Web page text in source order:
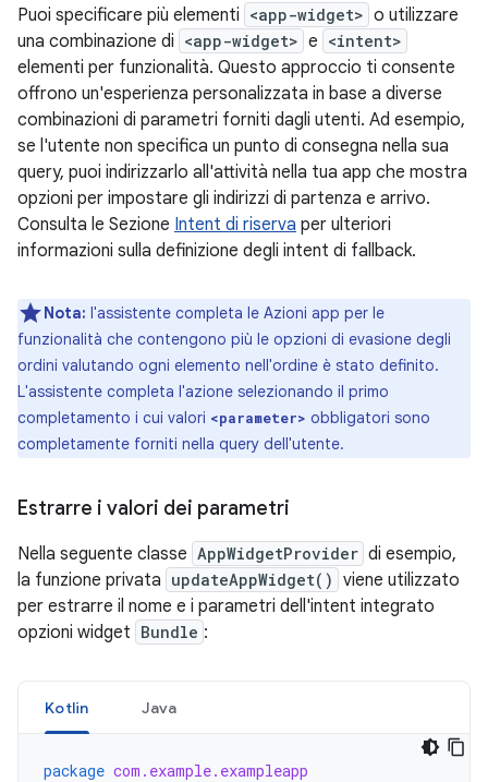
Puoi specificare più elementi <app-widget> o utilizzare
una combinazione di <app-widget> e <intent>
elementi per funzionalità. Questo approccio ti consente
offrono un'esperienza personalizzata in base a diverse
combinazioni di parametri forniti dagli utenti. Ad esempio,
se l'utente non specifica un punto di consegna nella sua
query, puoi indirizzarlo all'attività nella tua app che mostra
opzioni per impostare gli indirizzi di partenza e arrivo.
Consulta le Sezione Intent di riserva per ulteriori
informazioni sulla definizione degli intent di fallback.
Nota: l'assistente completa le Azioni app per le
funzionalità che contengono più le opzioni di evasione degli
ordini valutando ogni elemento nell'ordine è stato definito.
L'assistente completa l'azione selezionando il primo
completamento i cui valori <parameter> obbligatori sono
completamente forniti nella query dell'utente.
Estrarre i valori dei parametri
Nella seguente classe AppWidgetProvider di esempio,
la funzione privata updateAppWidget() viene utilizzato
per estrarre il nome e i parametri dell'intent integrato
opzioni widget Bundle :
Kotlin Java
package com.example.exampleapp